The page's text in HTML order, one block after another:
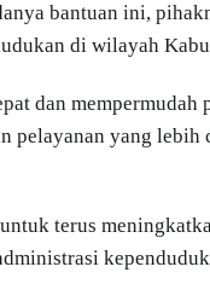
bantuan ini,
di wilayah
dan mempermudah
pelayanan yang lebih
terus